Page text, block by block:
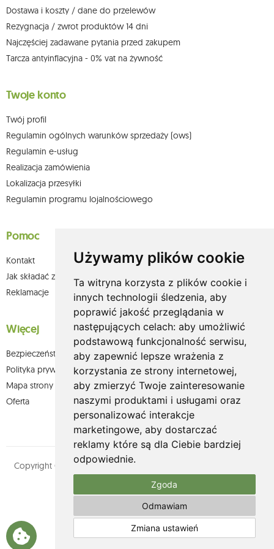
Używamy plików cookie
Ta witryna korzysta z plików cookie i
innych technologii śledzenia, aby
poprawić jakość przeglądania w
następujących celach: aby umożliwić
podstawową funkcjonalność serwisu,
aby zapewnić lepsze wrażenia z
korzystania ze strony internetowej,
aby zmierzyć Twoje zainteresowanie
naszymi produktami i usługami oraz
personalizować interakcje
marketingowe, aby dostarczać
reklamy które są dla Ciebie bardziej
odpowiednie.
Zgoda
Odmawiam
Zmiana ustawień
Więcej informacji: www.mouton.pl/ODO
Dostawa i koszty / dane do przelewów
Rezygnacja / zwrot produktów 14 dni
Najczęściej zadawane pytania przed zakupem
Tarcza antyinflacyjna - 0% vat na żywność
Twoje konto
Twój profil
Regulamin ogólnych warunków sprzedaży (ows)
Regulamin e-usług
Realizacja zamówienia
Lokalizacja przesyłki
Regulamin programu lojalnościowego
Pomoc
Kontakt
Jak składać zamówienia w sklepie olium.pl?
Reklamacje
Więcej
Bezpieczeństwo płatności
Polityka prywatności
Mapa strony
Oferta
Copyright © olium.pl. Wszystkie prawa zastrzeżone. Designed by
MOUTON interactive
Zobacz nasz profil na: